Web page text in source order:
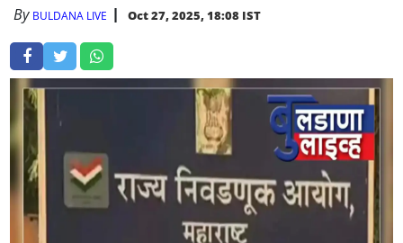
By BULDANA LIVE Oct 27, 2025, 18:08 IST